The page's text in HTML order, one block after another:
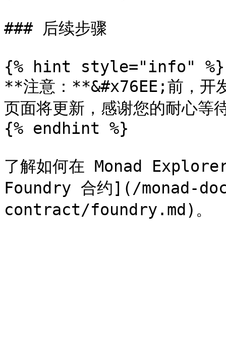
### 后续步骤
{% hint style="info" %}
**注意：**&#x76EE;前，开
页面将更新，感谢您的耐心等
{% endhint %}
了解如何在 Monad
Foundry 合约](/